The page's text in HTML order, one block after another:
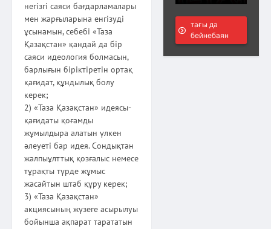
негізгі саяси бағдарламалары
мен жарғыларына енгізуді
ұсынамын, себебі «Таза
Қазақстан» қандай да бір
саяси идеология болмасын,
барлығын біріктіретін ортақ
қағидат, құндылық болу
керек;
2) «Таза Қазақстан» идеясы-
қағидаты қоғамды
жұмылдыра алатын үлкен
әлеуеті бар идея. Сондықтан
жалпыұлттық қозғалыс немесе
тұрақты түрде жұмыс
жасайтын штаб құру керек;
3) «Таза Қазақстан»
акциясының жүзеге асырылуы
бойынша ақпарат тарататын
тағы да
бейнебаян